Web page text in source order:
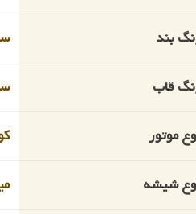
بند
قاب
موتور
شیشه